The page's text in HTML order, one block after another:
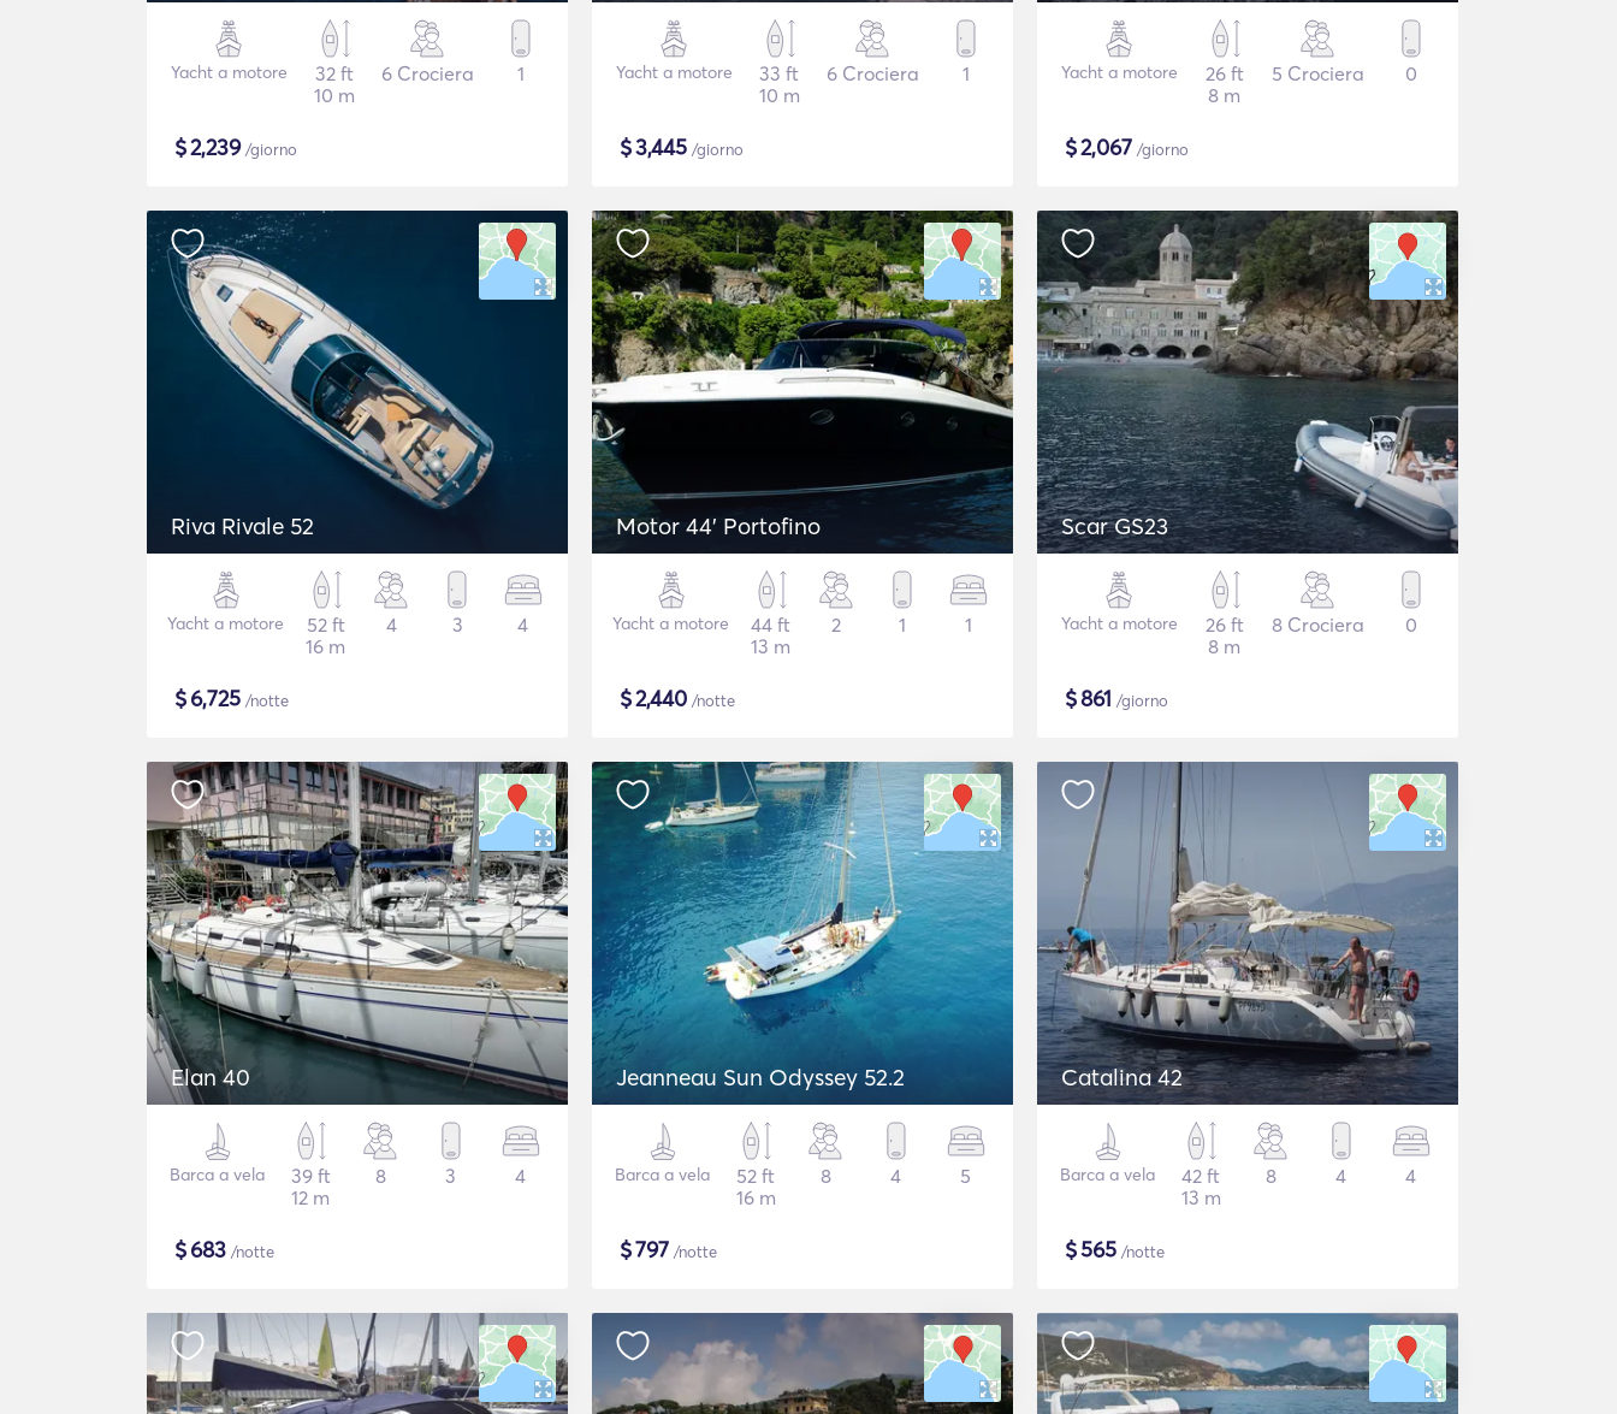
Yacht a motore
32 ft
10 m
6 Crociera 1
$2,239/giorno
Yacht a motore
33 ft
10 m
6 Crociera 1
$3,445 /giorno
Yacht a motore
26 ft
8 m
5 Crociera 0
$2,067 /giorno
Riva Rivale 52
Yacht a motore
52 ft
16 m
4 3 4
$6,725 /notte
Motor 44' Portofino
Yacht a motore
44 ft
13 m
2 1 1
$2,440 /notte
Scar GS23
Yacht a motore
26 ft
8 m
8 Crociera 0
$861 /giorno
Elan 40
Barca a vela
39 ft
12 m
8 3 4
$683 /notte
Jeanneau Sun Odyssey 52.2
Barca a vela
52 ft
16 m
8 4 5
$797 /notte
Catalina 42
Barca a vela
42 ft
13 m
8 4 4
$565 /notte